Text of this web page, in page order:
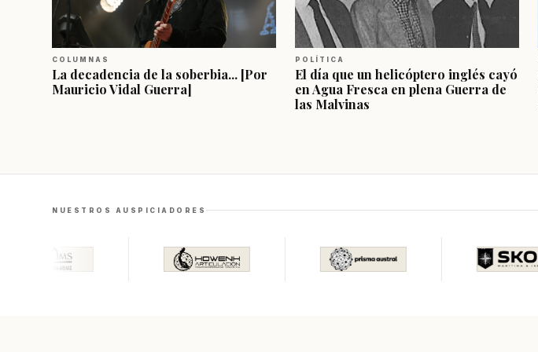
COLUMNAS
La decadencia de la soberbia... [Por
Mauricio Vidal Guerra]
POLÍTICA
El día que un helicóptero inglés cayó
en Agua Fresca en plena Guerra de
las Malvinas
NUESTROS AUSPICIADORES